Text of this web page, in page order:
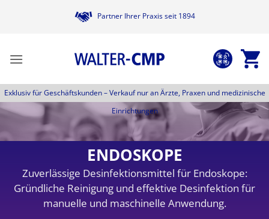
Partner Ihrer Praxis seit 1894
Exklusiv für Geschäftskunden –Verkauf nur an Ärzte, Praxen und medizinische
Einrichtungen
ENDOSKOPE
Zuverlässige Desinfektionsmittel für Endoskope:
Gründliche Reinigung und effektive Desinfektion für
manuelle und maschinelle Anwendung.